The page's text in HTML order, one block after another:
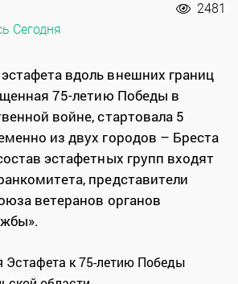
2481
Сегодня
вдоль внешних границ
75-летию Победы в
войне, стартовала 5
из двух городов – Бреста
эстафетных групп входят
представители
ветеранов органов